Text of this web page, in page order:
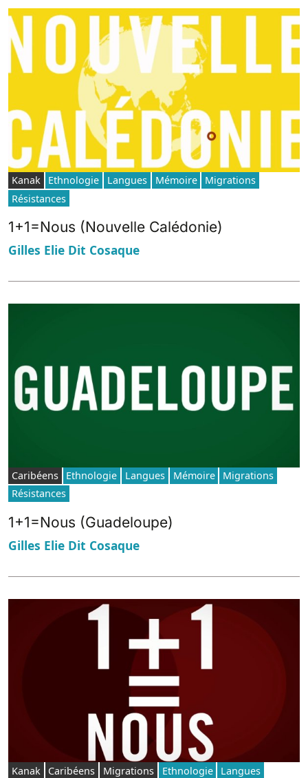
Kanak Ethnologie Langues Mémoire
Migrations
Résistances
1+1=Nous (Nouvelle Calédonie)
Gilles Elie Dit Cosaque
Caribéens Ethnologie Langues Mémoire
Migrations
Résistances
1+1=Nous (Guadeloupe)
Gilles Elie Dit Cosaque
Kanak Caribéens Migrations Ethnologie
Langues